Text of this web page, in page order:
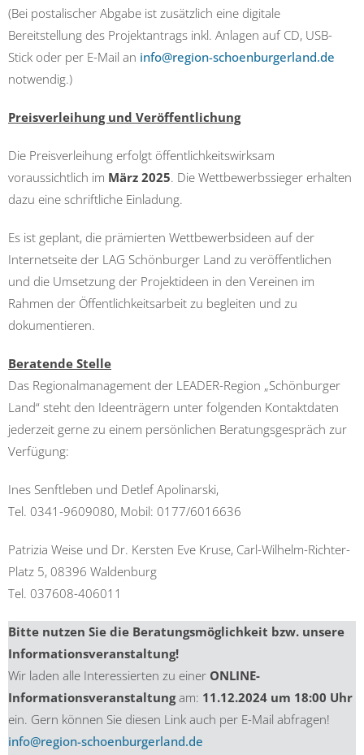
(Bei postalischer Abgabe ist zusätzlich eine digitale
Bereitstellung des Projektantrags inkl. Anlagen auf CD, USB-
Stick oder per E-Mail an info@region-schoenburgerland.de
notwendig.)
Preisverleihung und Veröffentlichung
Die Preisverleihung erfolgt öffentlichkeitswirksam
voraussichtlich im März 2025. Die Wettbewerbssieger erhalten
dazu eine schriftliche Einladung.
Es ist geplant, die prämierten Wettbewerbsideen auf der
Internetseite der LAG Schönburger Land zu veröffentlichen
und die Umsetzung der Projektideen in den Vereinen im
Rahmen der Öffentlichkeitsarbeit zu begleiten und zu
dokumentieren.
Beratende Stelle
Das Regionalmanagement der LEADER-Region „Schönburger
Land“ steht den Ideenträgern unter folgenden Kontaktdaten
jederzeit gerne zu einem persönlichen Beratungsgespräch zur
Verfügung:
Ines Senftleben und Detlef Apolinarski,
Tel. 0341-9609080, Mobil: 0177/6016636
Patrizia Weise und Dr. Kersten Eve Kruse, Carl-Wilhelm-Richter-
Platz 5, 08396 Waldenburg
Tel. 037608-406011
Bitte nutzen Sie die Beratungsmöglichkeit bzw. unsere
Informationsveranstaltung!
Wir laden alle Interessierten zu einer ONLINE-
Informationsveranstaltungam: 11.12.2024 um 18:00 Uhr
ein. Gern können Sie diesen Link auch per E-Mail abfragen!
info@region-schoenburgerland.de